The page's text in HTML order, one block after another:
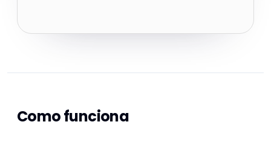
Como funciona